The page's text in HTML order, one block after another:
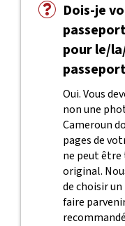
Dois-je
pour le/
Oui. Vous
non une
Cameroun
pages de
ne peut
original.
de choisir un
faire